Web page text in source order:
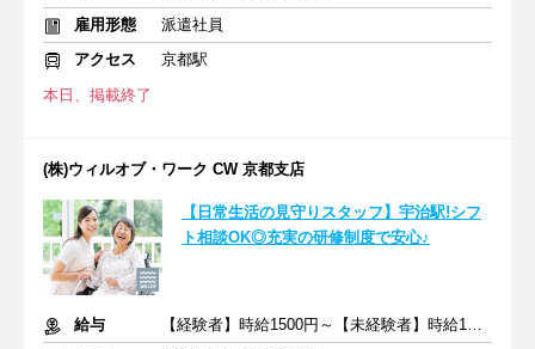
雇用形態
派遣社員
アクセス
京都駅
本日、掲載終了
(株)ウィルオブ・ワーク CW 京都支店
【日常生活の見守りスタッフ】宇治駅!シフ
ト相談OK◎充実の研修制度で安心♪
給与
【経験者】時給1500円～【未経験者】時給1400円～ ＋交通費